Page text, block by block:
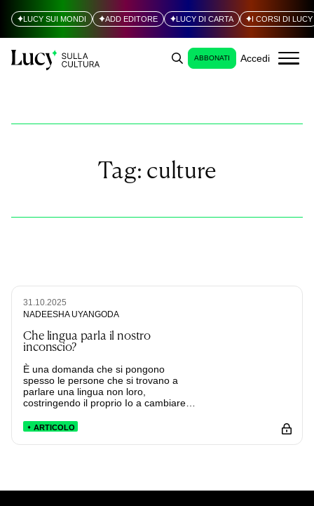
LUCY SUI MONDI ADD EDITORE LUCY DI CARTA I CORSI DI LUCY
ABBONATI Accedi
Tag: culture
31.10.2025
NADEESHA UYANGODA
Che lingua parla il nostro
inconscio?
È una domanda che si pongono
spesso le persone che si trovano a
parlare una lingua non loro,
costringendo il proprio Io a cambiare
ARTICOLO